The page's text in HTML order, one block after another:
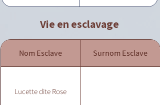
Vie en esclavage
Nom Esclave Surnom Esclave
Lucette dite Rose